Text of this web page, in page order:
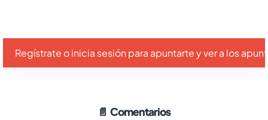
Regístrate o inicia sesión para apuntarte y ver a los
📄 Comentarios